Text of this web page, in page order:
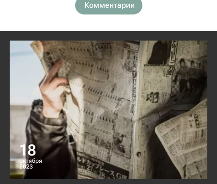
Комментарии
18
октября
2023